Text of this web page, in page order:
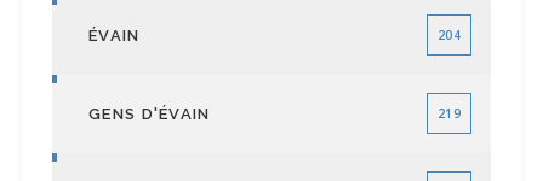
ÉVAIN 204
GENS D'ÉVAIN 219